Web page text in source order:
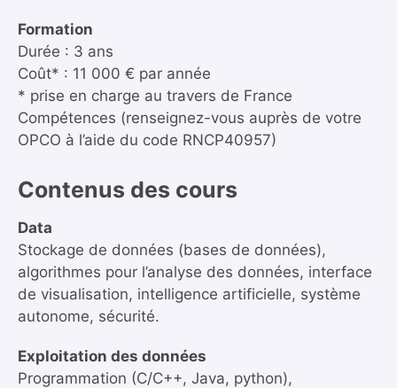
Formation
Durée : 3 ans
Coût* : 11 000 € par année
* prise en charge au travers de France
Compétences (renseignez-vous auprès de votre
OPCO à l’aide du code RNCP40957)
Contenus des cours
Data
Stockage de données (bases de données),
algorithmes pour l’analyse des données, interface
de visualisation, intelligence artificielle, système
autonome, sécurité.
Exploitation des données
Programmation (C/C++, Java, python),